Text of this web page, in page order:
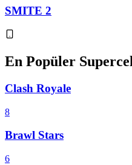
SMITE 2
En Popüler
Clash Royale
8
Brawl Stars
6